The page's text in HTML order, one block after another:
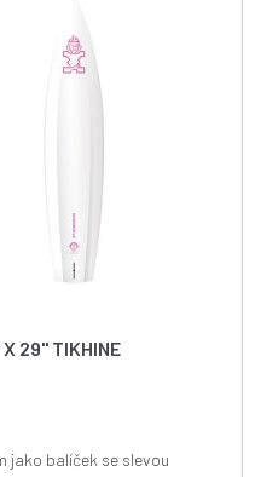
29" TIKHINE
jako balíček se slevou